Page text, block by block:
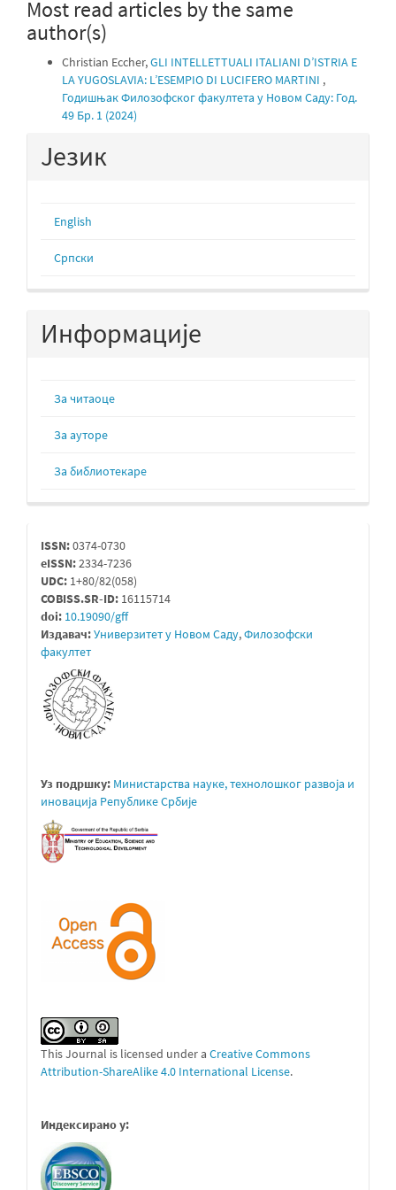
Most read articles by the same
author(s)
Christian Eccher,GLI INTELLETTUALI ITALIANI D’ISTRIA E
LA YUGOSLAVIA: L’ESEMPIO DI LUCIFERO MARTINI ,
Годишњак Филозофског факултета у Новом Саду: Год.
49 Бр. 1 (2024)
Језик
English
Cрпски
Информације
За читаоце
За ауторе
За библиотекаре
issn
ISSN:0374-0730
eISSN:2334-7236
UDC: 1+80/82(058)
COBISS.SR-ID: 16115714
doi: 10.19090/gff
Издавач:Универзитет у Новом Саду,Филозофски
факултет
Уз подршку: Министарствa науке, технолошког развоја и
иновација Републике Србије
This Journal is licensed under a Creative Commons
Attribution-ShareAlike 4.0 International License.
Индексирано у: